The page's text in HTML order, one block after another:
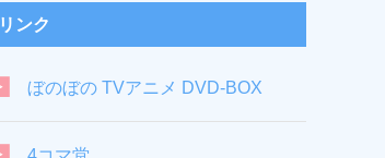
リンク
ぼのぼの TVアニメ DVD-BOX